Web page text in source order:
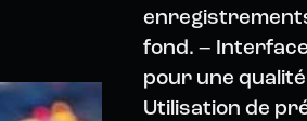
fond. –
pour une
Utilisation de